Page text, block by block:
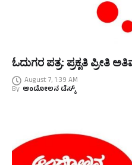
ಓದುಗರ ಪತ್ರ: ಪ್ರಕೃತಿ ಪ್ರೀತಿ
August 7, 1:39 AM
By ಆಂದೋಲನ ಡೆಸ್ಕ್